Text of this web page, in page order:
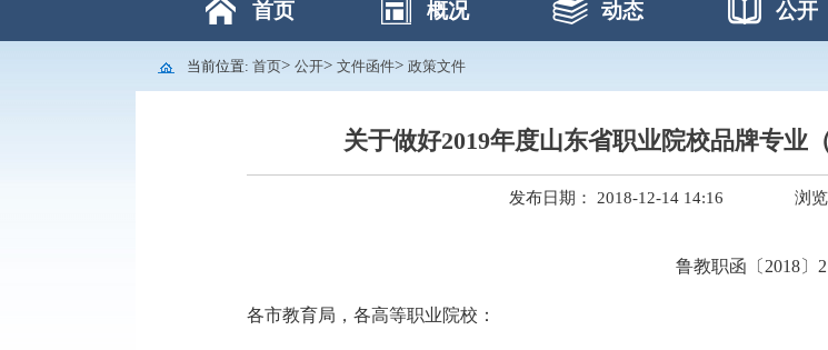
首页 概况 动态 公开
当前位置: 首页> 公开> 文件函件> 政策文件
关于做好2019年度山东省职业院校品牌专业
发布日期： 2018-12-14 14:16 浏
鲁教职函〔2018〕
各市教育局，各高等职业院校：